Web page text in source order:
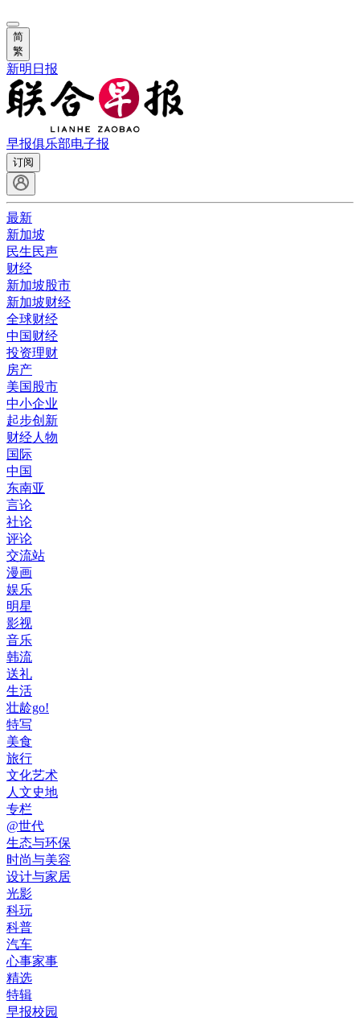
简
繁
新明日报
早报俱乐部电子报
订阅
最新
新加坡
民生民声
财经
新加坡股市
新加坡财经
全球财经
中国财经
投资理财
房产
美国股市
中小企业
起步创新
财经人物
国际
中国
东南亚
言论
社论
评论
交流站
漫画
娱乐
明星
影视
音乐
韩流
送礼
生活
壮龄go!
特写
美食
旅行
文化艺术
人文史地
专栏
@世代
生态与环保
时尚与美容
设计与家居
光影
科玩
科普
汽车
心事家事
精选
特辑
早报校园